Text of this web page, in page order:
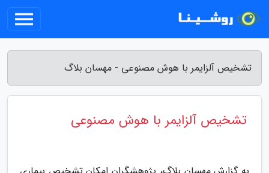
تشخیص آلزایمر با هوش مصنوعی - مهسان بلاگ
تشخیص آلزایمر با هوش مصنوعی